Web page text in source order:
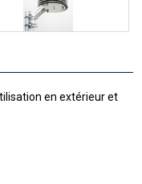
en extérieur et